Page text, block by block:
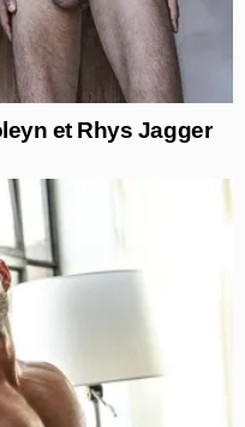
et Rhys Jagger